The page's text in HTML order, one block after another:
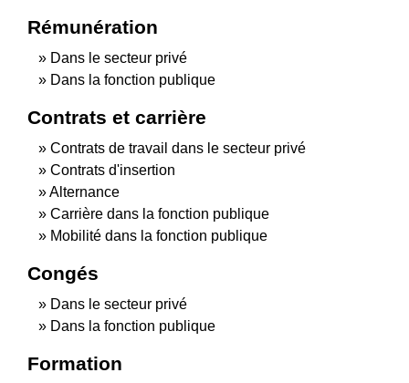
Rémunération
Dans le secteur privé
Dans la fonction publique
Contrats et carrière
Contrats de travail dans le secteur privé
Contrats d'insertion
Alternance
Carrière dans la fonction publique
Mobilité dans la fonction publique
Congés
Dans le secteur privé
Dans la fonction publique
Formation